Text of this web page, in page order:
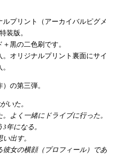
プリント（アーカイバルピグメ
装版。
黒の二色刷です。
オリジナルプリント裏面にサイ
）の第三弾。
いた。
よく一緒にドライブに行った。
年になる。
出す。
彼女の横顔（プロフィール）であ